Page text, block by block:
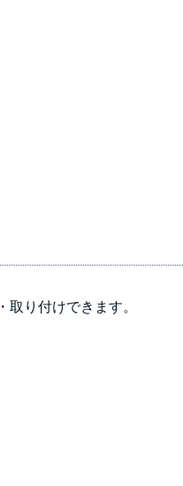
り付けできます。